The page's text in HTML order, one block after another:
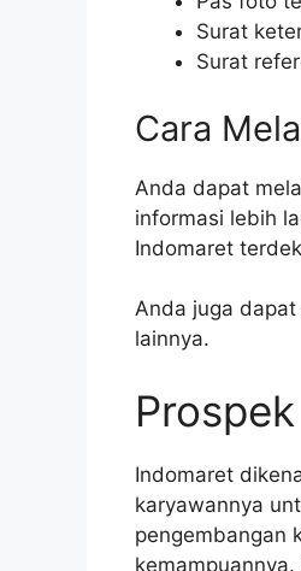
Surat
Surat
Cara
Anda dapat
informasi lebih
Indomaret
Anda juga
lainnya.
Indomaret
karyawannya
pengembangan